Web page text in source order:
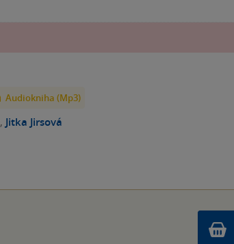
Audiokniha (Mp3)
, Jitka Jirsová